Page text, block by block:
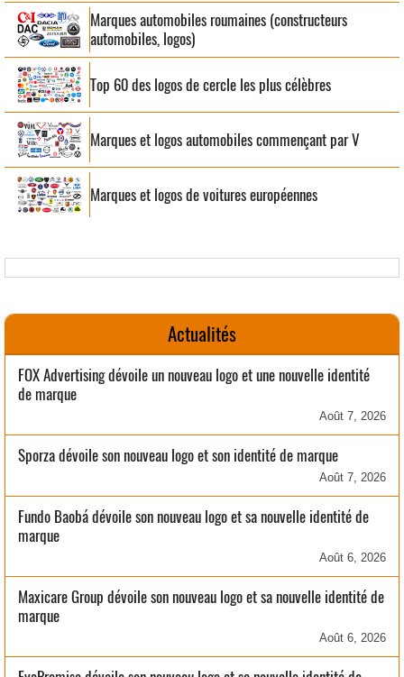
Marques automobiles roumaines (constructeurs
automobiles, logos)
Top 60 des logos de cercle les plus célèbres
Marques et logos automobiles commençant par V
Marques et logos de voitures européennes
Actualités
FOX Advertising dévoile un nouveau logo et une nouvelle identité
de marque
Août 7, 2026
Sporza dévoile son nouveau logo et son identité de marque
Août 7, 2026
Fundo Baobá dévoile son nouveau logo et sa nouvelle identité de
marque
Août 6, 2026
Maxicare Group dévoile son nouveau logo et sa nouvelle identité de
marque
Août 6, 2026